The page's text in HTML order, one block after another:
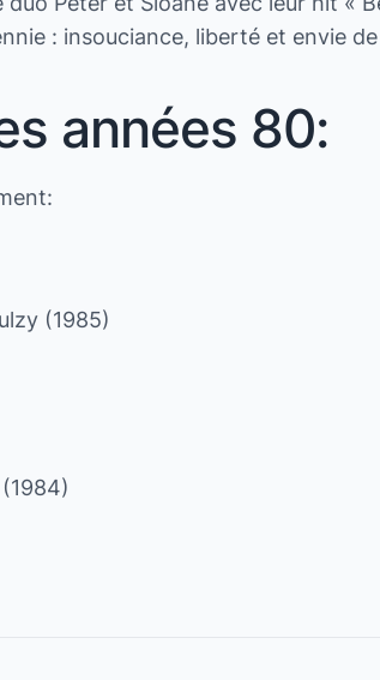
: insouciance, liberté et envie de
années 80:
(1985)